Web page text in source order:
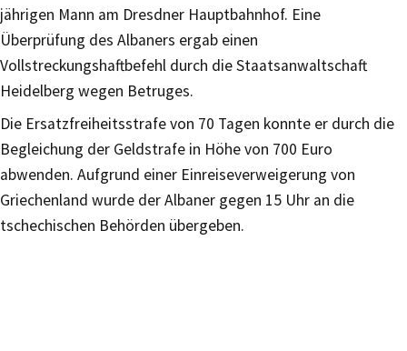
jährigen Mann am Dresdner Hauptbahnhof. Eine
Überprüfung des Albaners ergab einen
Vollstreckungshaftbefehl durch die Staatsanwaltschaft
Heidelberg wegen Betruges.
Die Ersatzfreiheitsstrafe von 70 Tagen konnte er durch die
Begleichung der Geldstrafe in Höhe von 700 Euro
abwenden. Aufgrund einer Einreiseverweigerung von
Griechenland wurde der Albaner gegen 15 Uhr an die
tschechischen Behörden übergeben.